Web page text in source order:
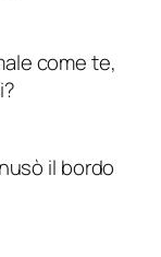
come te,
il bordo